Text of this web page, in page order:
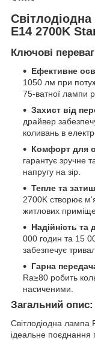
E14 2700K
Ключові
Ефективне
1050 лм при
75-ватної лампи
Захист від
драйвер
коливань в
Комфорт для
гарантує зручне
напругу на зір.
Тепле та
2700K створює
житлових
Надійність та
000 годин та 15
забезпечує
Гарна
Ra≥80 робить
насиченими.
Загальний опис:
Світлодіодна лампа
ідеальне поєднання